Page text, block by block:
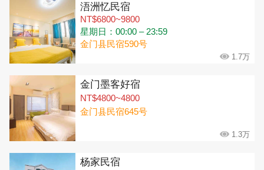
浯洲忆民宿
NT$6800~9800
星期日：00:00 – 23:59
金门县民宿590号
1.7万
金门墨客好宿
NT$4800~4800
金门县民宿645号
1.3万
杨家民宿